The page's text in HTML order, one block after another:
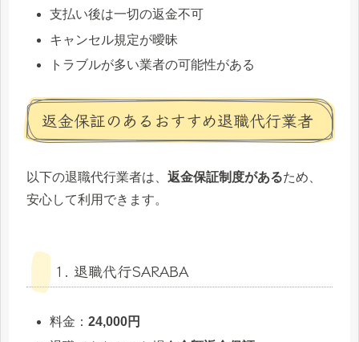
支払い後は一切の返金不可
キャンセル規定が曖昧
トラブルが多い業者の可能性がある
返金保証のあるおすすめ退職代行業者
以下の退職代行業者は、 返金保証制度があるため、
安心して利用できます。
1. 退職代行SARABA
料金：24,000円